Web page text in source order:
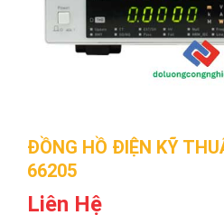
ĐỒNG HỒ ĐIỆN KỸ
66205
Liên Hệ